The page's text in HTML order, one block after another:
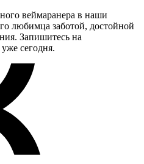
веймаранера в наши
любимца заботой, достойной
Запишитесь на
сегодня.